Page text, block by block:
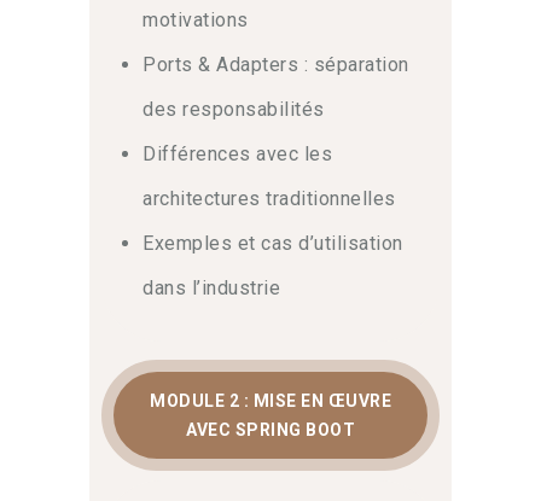
projetsmodulaires avec succès.
Principes fondamentaux et
séparation des
D’abord, comprendre les motivations de
l’architecture hexagonale demande
méthode et rigueur. Grâce à une
évolutivité tout en isolant le domaine de
l’application. Notre programme détaille
l’interaction entre les ports et les
adaptateurs. Par conséquent, visitez
motivations
Ports & Adapters : séparation
des responsabilités
Différences avec les
architectures traditionnelles
Exemples et cas d’utilisation
dans l’industrie
MODULE 2 : MISE EN ŒUVRE
AVEC SPRING BOOT